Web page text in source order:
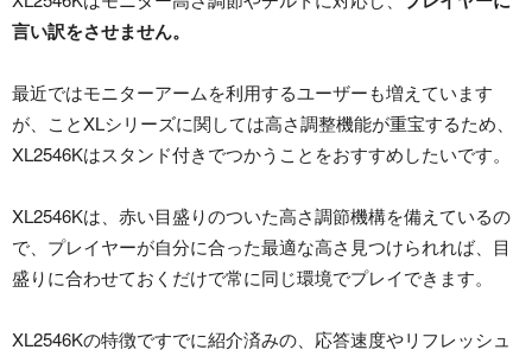
言い訳をさせません。
最近ではモニターアームを利用するユーザーも増えています
が、ことXLシリーズに関しては高さ調整機能が重宝するため、
XL2546Kはスタンド付きでつかうことをおすすめしたいです。
XL2546Kは、赤い目盛りのついた高さ調節機構を備えているの
で、プレイヤーが自分に合った最適な高さ見つけられれば、目
盛りに合わせておくだけで常に同じ環境でプレイできます。
XL2546Kの特徴ですでに紹介済みの、応答速度やリフレッシュ